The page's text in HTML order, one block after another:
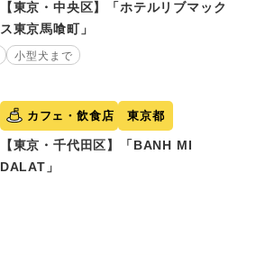
【東京・中央区】「ホテルリブマック
ス東京馬喰町」
小型犬まで
カフェ・飲食店 東京都
【東京・千代田区】「BANH MI
DALAT」